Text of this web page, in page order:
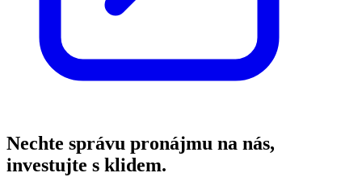
Nechte správu pronájmu na nás,
investujte s klidem.